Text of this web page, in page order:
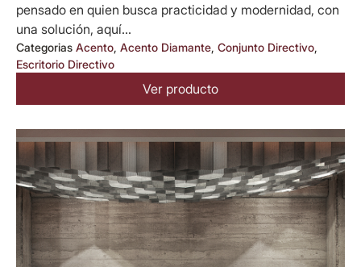
pensado en quien busca practicidad y modernidad, con
una solución, aquí...
Categorias Acento, Acento Diamante, Conjunto Directivo,
Escritorio Directivo
Ver producto